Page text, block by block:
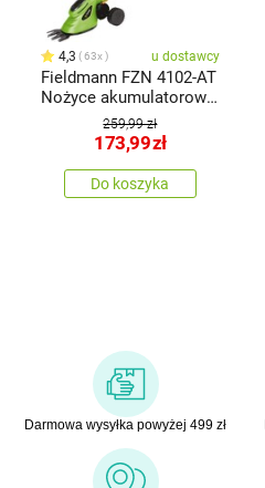
4,3 63x u dostawcy
Fieldmann FZN 4102-AT
Nożyce akumulatorowe
teleskopowe
259,99 zł
173,99zł
Do koszyka
Darmowa wysyłka powyżej 499 zł